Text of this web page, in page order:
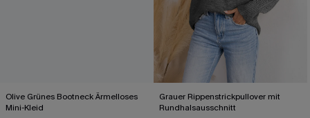
Olive Grünes Bootneck Ärmelloses
Mini-Kleid
Grauer Rippenstrickpullover mit
Rundhalsausschnitt